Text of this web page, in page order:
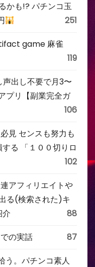
かも!? パチンコ玉
251
game 麻雀
119
声出し不要で月3〜
プリ【副業完全ガ
106
見 センスも努力も
る 「１００切りロ
102
アフィリエイトや
る(検索された)キ
介
88
の実話 87
う。パチンコ素人